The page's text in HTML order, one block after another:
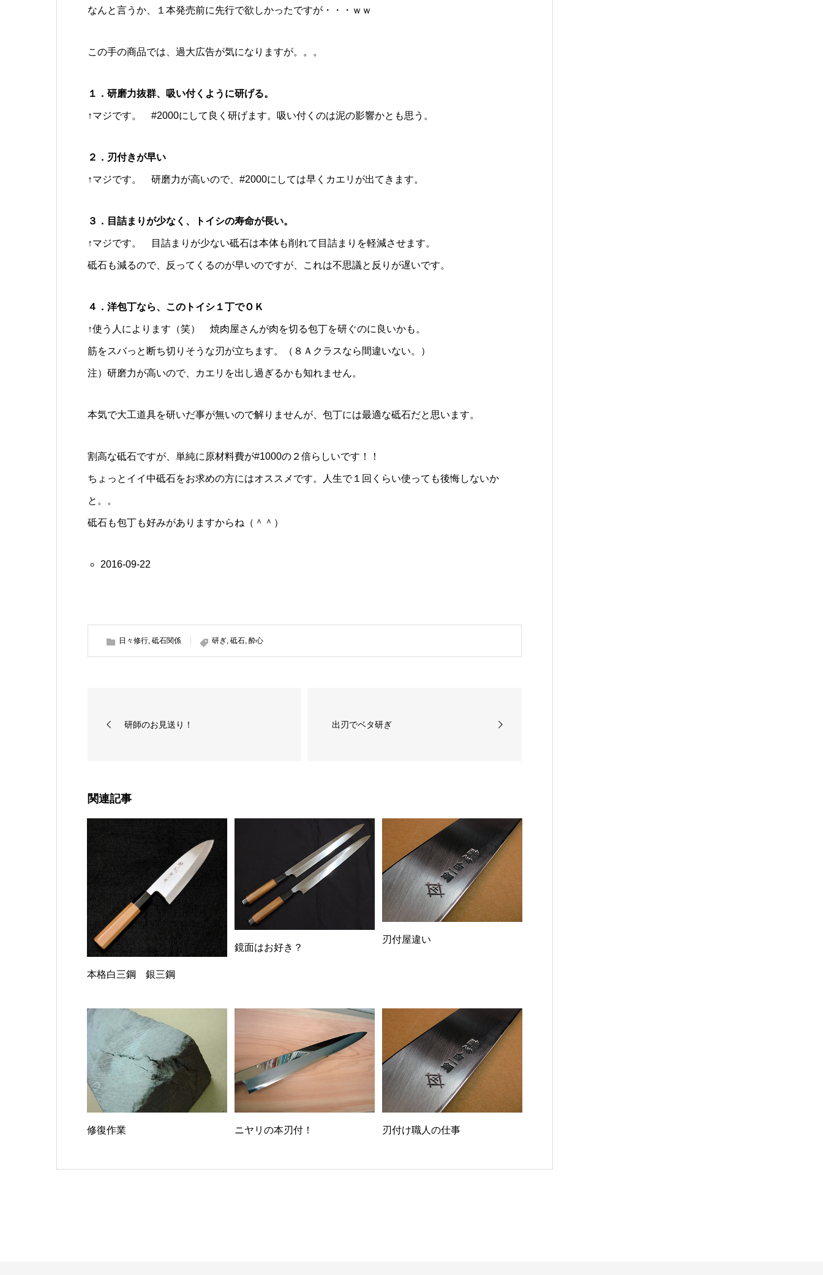
なんと言うか、１本発売前に先行で欲しかったですが・・・ｗｗ
この手の商品では、過大広告が気になりますが。。。
１．研磨力抜群、吸い付くように研げる。
↑マジです。 #2000にして良く研げます。吸い付くのは泥の影響かとも思う。
２．刃付きが早い
↑マジです。 研磨力が高いので、#2000にしては早くカエリが出てきます。
３．目詰まりが少なく、トイシの寿命が長い。
↑マジです。 目詰まりが少ない砥石は本体も削れて目詰まりを軽減させます。
砥石も減るので、反ってくるのが早いのですが、これは不思議と反りが遅いです。
４．洋包丁なら、このトイシ１丁でＯＫ
↑使う人によります（笑） 焼肉屋さんが肉を切る包丁を研ぐのに良いかも。
筋をスバっと断ち切りそうな刃が立ちます。（８Ａクラスなら間違いない。）
注）研磨力が高いので、カエリを出し過ぎるかも知れません。
本気で大工道具を研いだ事が無いので解りませんが、包丁には最適な砥石だと思います。
割高な砥石ですが、単純に原材料費が#1000の２倍らしいです！！
ちょっとイイ中砥石をお求めの方にはオススメです。人生で１回くらい使っても後悔しないか
と。。
砥石も包丁も好みがありますからね（＾＾）
2016-09-22
日々修行 砥石関係 研ぎ 砥石 酔心
研師のお見送り！ 出刃でベタ研ぎ
関連記事
本格白三鋼 銀三鋼
鏡面はお好き？
刃付屋違い
修復作業 ニヤリの本刃付！ 刃付け職人の仕事